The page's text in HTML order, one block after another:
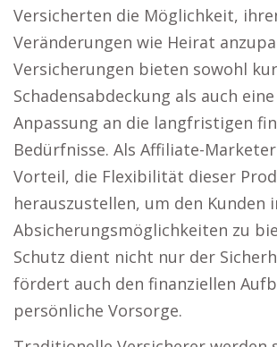
Versicherten die Möglichkeit,
Veränderungen wie Heirat
Versicherungen bieten sowohl
Schadensabdeckung als auch
Anpassung an die langfristigen
Bedürfnisse. Als Affiliate-
Vorteil, die Flexibilität dieser
herauszustellen, um den Kunden
Absicherungsmöglichkeiten zu
Schutz dient nicht nur der
fördert auch den finanziellen
persönliche Vorsorge.